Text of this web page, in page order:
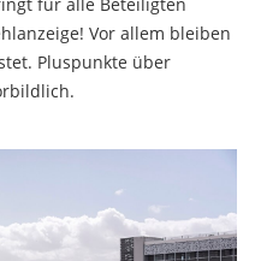
Vor allem bleiben
Pluspunkte über